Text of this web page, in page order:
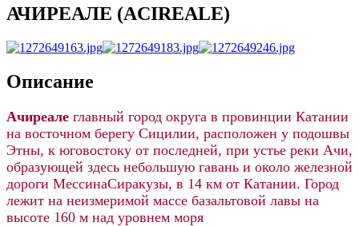
АЧИРЕАЛЕ (ACIREALE)
Описание
Ачиреале главный город округа в провинции Катании
на восточном берегу Сицилии, расположен у подошвы
Этны, к юговостоку от последней, при устье реки Ачи,
образующей здесь небольшую гавань и около железной
дороги МессинаСиракузы, в 14 км от Катании. Город
лежит на неизмеримой массе базальтовой лавы на
высоте 160 м над уровнем моря